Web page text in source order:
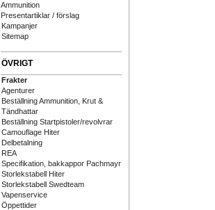
Ammunition
Presentartiklar / förslag
Kampanjer
Sitemap
ÖVRIGT
Frakter
Agenturer
Beställning Ammunition, Krut &
Tändhattar
Beställning Startpistoler/revolvrar
Camouflage Hiter
Delbetalning
REA
Specifikation, bakkappor Pachmayr
Storlekstabell Hiter
Storlekstabell Swedteam
Vapenservice
Öppettider